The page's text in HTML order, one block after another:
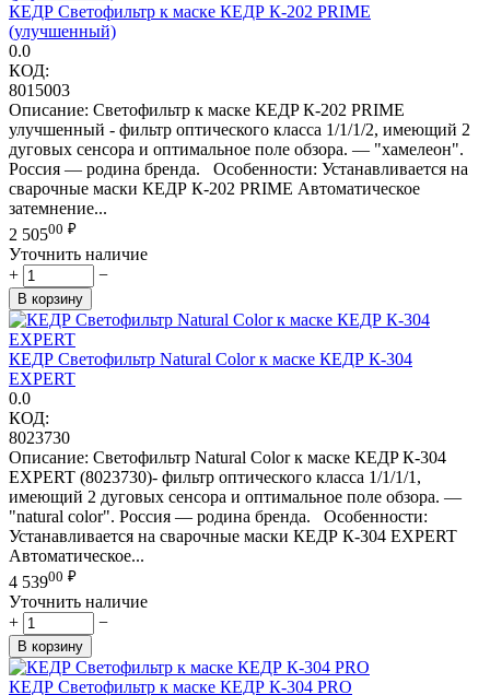
КЕДР Светофильтр к маске КЕДР К-202 PRIME
(улучшенный)
0.0
КОД:
8015003
Описание: Светофильтр к маске КЕДP К-202 PRIME
улучшенный - фильтр оптического класса 1/1/1/2, имеющий 2
дуговых сенсора и оптимальное поле обзора. — "хамелеон".
Россия — родина бренда. Особенности: Устанавливается на
сварочные маски КЕДР К-202 PRIME Автоматическое
затемнение...
2 50500 ₽
Уточнить наличие
+
−
В корзину
КЕДР Светофильтр Natural Color к маске КЕДР К-304
EXPERT
0.0
КОД:
8023730
Описание: Светофильтр Natural Color к маске КЕДP К-304
EXPERT (8023730)- фильтр оптического класса 1/1/1/1,
имеющий 2 дуговых сенсора и оптимальное поле обзора. —
"natural color". Россия — родина бренда. Особенности:
Устанавливается на сварочные маски КЕДР К-304 EXPERT
Автоматическое...
4 53900 ₽
Уточнить наличие
+
−
В корзину
КЕДР Светофильтр к маске КЕДР К-304 PRO